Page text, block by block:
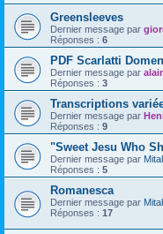
Greensleeves
Dernier message par
Réponses : 6
PDF Scarlatti
Dernier message par
Réponses : 3
Transcriptions
Dernier message par
Réponses : 9
"Sweet Jesu Who
Dernier message par
Réponses : 5
Romanesca
Dernier message par
Réponses : 17